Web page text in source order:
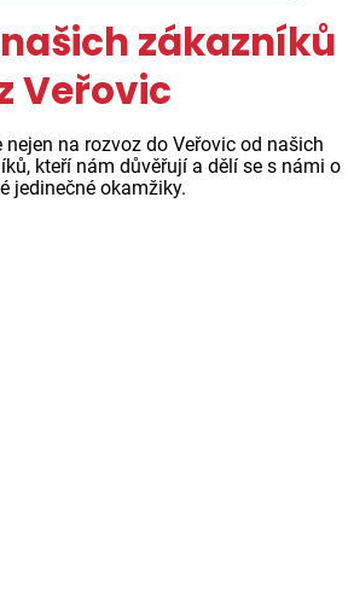
zákazníků
Veřovic
nejen na rozvoz do Veřovic od našich
kteří nám důvěřují a dělí se s námi o
jedinečné okamžiky.